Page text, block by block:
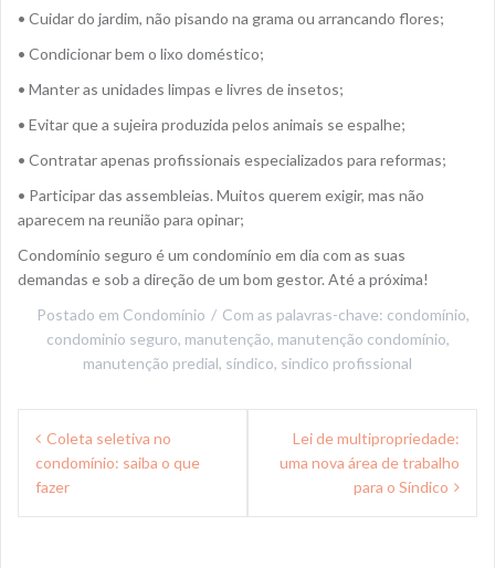
• Cuidar do jardim, não pisando na grama ou arrancando flores;
• Condicionar bem o lixo doméstico;
• Manter as unidades limpas e livres de insetos;
• Evitar que a sujeira produzida pelos animais se espalhe;
• Contratar apenas profissionais especializados para reformas;
• Participar das assembleias. Muitos querem exigir, mas não
aparecem na reunião para opinar;
Condomínio seguro é um condomínio em dia com as suas
demandas e sob a direção de um bom gestor. Até a próxima!
Postado em Condomínio Com as palavras-chave: condomínio,
condominio seguro, manutenção, manutenção condomínio,
manutenção predial, síndico, sindico profissional
Coleta seletiva no
condomínio: saiba o que
fazer
Lei de multipropriedade:
uma nova área de trabalho
para o Síndico